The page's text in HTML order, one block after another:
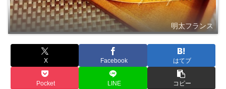
明太フランス
X Facebook はてブ
Pocket LINE コピー